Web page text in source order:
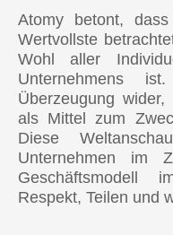
OZEANIEN
🇦🇺 Australien
🇳🇿 Neuseeland
Atomy betont,
Wertvollste
Wohl aller
Unternehmens
Überzeugung
als Mittel zum
Diese
Unternehmen im
Geschäftsmodell
Respekt, Teilen und